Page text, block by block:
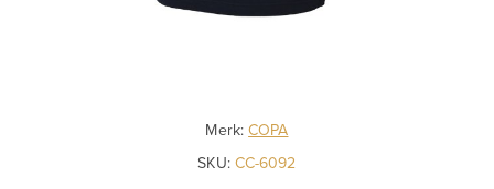
Merk:COPA
SKU: CC-6092